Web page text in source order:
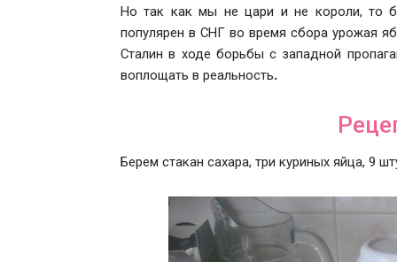
Но так как мы не цари и не короли, то
популярен в СНГ во время сбора урожая
Сталин в ходе борьбы с западной
воплощать в реальность.
Берем стакан сахара, три куриных яйца, 9